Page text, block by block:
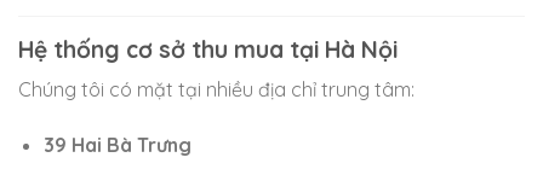
Hệ thống cơ sở thu mua tại Hà Nội
Chúng tôi có mặt tại nhiều địa chỉ trung tâm:
39 Hai Bà Trưng